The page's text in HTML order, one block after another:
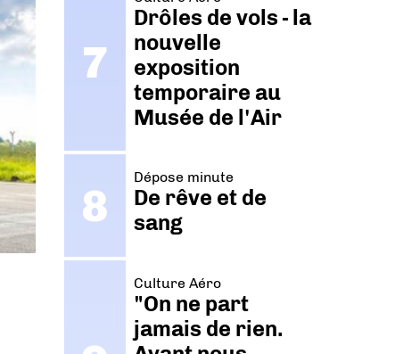
Drôles de vols - la
nouvelle
exposition
temporaire au
Musée de l'Air
Dépose minute
De rêve et de
sang
Culture Aéro
"On ne part
jamais de rien.